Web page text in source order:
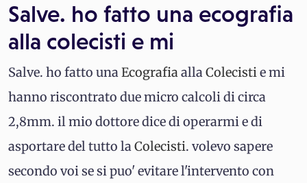
Salve. ho fatto una ecografia
alla colecisti e mi
Salve. ho fatto unaEcografiaallaColecistie mi
hanno riscontrato due micro calcoli di circa
2,8mm. il mio dottore dice di operarmi e di
asportare del tutto laColecisti. volevo sapere
secondo voi se si puo' evitare l'intervento con